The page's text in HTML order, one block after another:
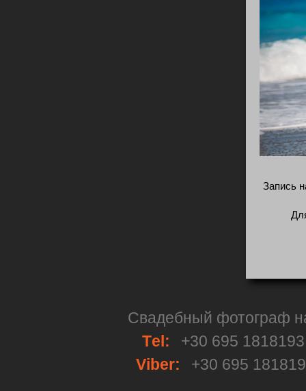
Запись
Свадебный фотограф
Тel:
+30 695
Viber:
+30 695